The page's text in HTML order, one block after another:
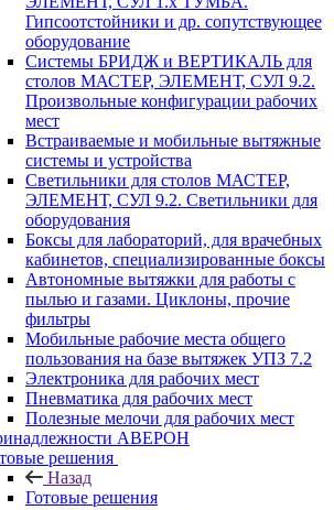
Гипсоотстойники и др. сопутствующее
оборудование
Системы БРИДЖ и ВЕРТИКАЛЬ для
столов МАСТЕР, ЭЛЕМЕНТ, СУЛ 9.2.
Произвольные конфигурации рабочих
мест
Встраиваемые и мобильные вытяжные
системы и устройства
Светильники для столов МАСТЕР,
ЭЛЕМЕНТ, СУЛ 9.2. Светильники для
оборудования
Боксы для лабораторий, для врачебных
кабинетов, специализированные боксы
Автономные вытяжки для работы с
пылью и газами. Циклоны, прочие
фильтры
Мобильные рабочие места общего
пользования на базе вытяжек УПЗ 7.2
Электроника для рабочих мест
Пневматика для рабочих мест
Полезные мелочи для рабочих мест
АВЕРОН
решения
Назад
Готовые решения